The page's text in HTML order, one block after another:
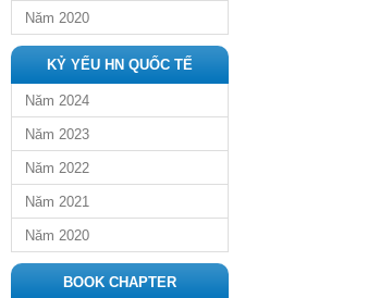
Năm 2020
KỶ YẾU HN QUỐC TẾ
Năm 2024
Năm 2023
Năm 2022
Năm 2021
Năm 2020
BOOK CHAPTER